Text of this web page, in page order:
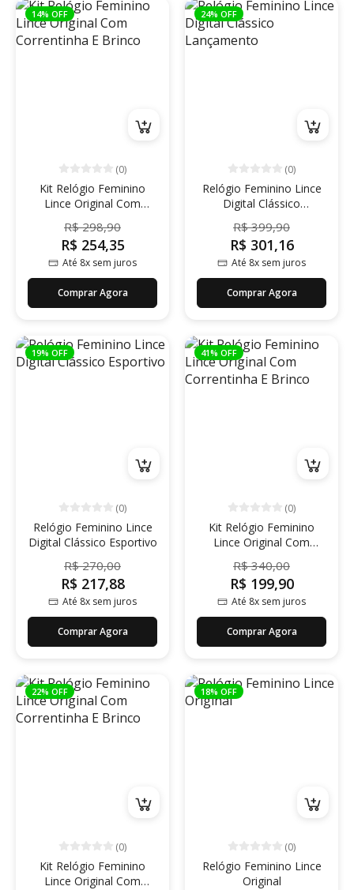
14% OFF
(0)
Kit Relógio Feminino
Lince Original Com
R$ 298,90
R$ 254,35
Até 8x sem juros
Comprar Agora
24% OFF
(0)
Relógio Feminino Lince
Digital Clássico
R$ 399,90
R$ 301,16
Até 8x sem juros
Comprar Agora
19% OFF
(0)
Relógio Feminino Lince
Digital Clássico Esportivo
R$ 270,00
R$ 217,88
Até 8x sem juros
Comprar Agora
41% OFF
(0)
Kit Relógio Feminino
Lince Original Com
R$ 340,00
R$ 199,90
Até 8x sem juros
Comprar Agora
22% OFF
(0)
Kit Relógio Feminino
Lince Original Com
18% OFF
(0)
Relógio Feminino Lince
Original